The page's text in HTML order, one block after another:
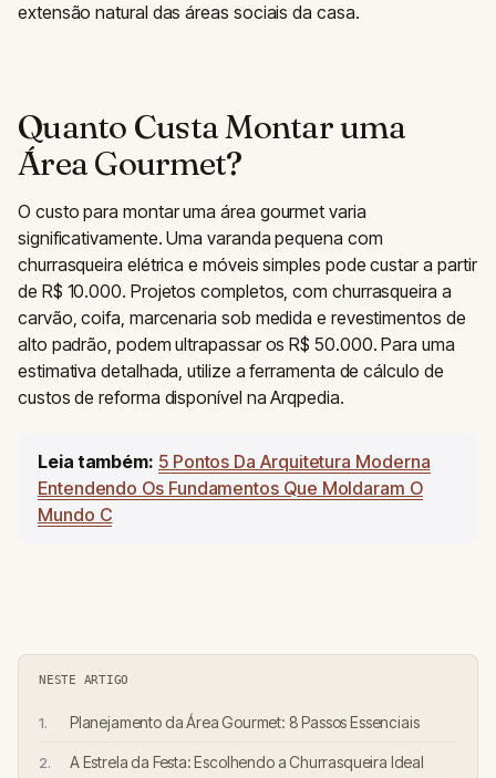
extensão natural das áreas sociais da casa.
Quanto Custa Montar uma
Área Gourmet?
O custo para montar uma área gourmet varia
significativamente. Uma varanda pequena com
churrasqueira elétrica e móveis simples pode custar a partir
de R$ 10.000. Projetos completos, com churrasqueira a
carvão, coifa, marcenaria sob medida e revestimentos de
alto padrão, podem ultrapassar os R$ 50.000. Para uma
estimativa detalhada, utilize a ferramenta de cálculo de
custos de reforma disponível na Arqpedia.
Leia também: 5 Pontos Da Arquitetura Moderna
Entendendo Os Fundamentos Que Moldaram O
Mundo C
NESTE ARTIGO
Planejamento da Área Gourmet: 8 Passos Essenciais
A Estrela da Festa: Escolhendo a Churrasqueira Ideal